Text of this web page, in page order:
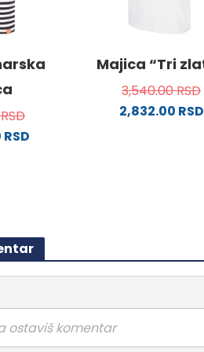
stranici
RSD
RSD
Majica “Tri
3,540.00RSD
2,832.00 RSD
biti
ostaviš komentar